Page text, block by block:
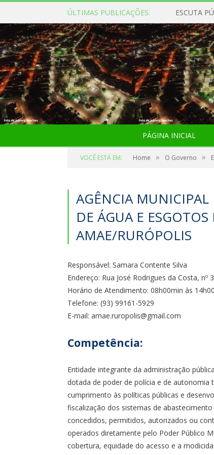
ÚLTIMAS PUBLICAÇÕES: ESCUTA
PÁGINA INICIAL
VOCÊ ESTÁ EM: Home » O Governo »
AGÊNCIA MUNICIPAL
DE ÁGUA E
AMAE/RURÓPOLIS
Responsável: Samara Contente Silva
Endereço: Rua José Rodrigues da Costa,
Horário de Atendimento: 08h00min às
Telefone: (93) 99161-5929
E-mail: amae.ruropolis@gmail.com
Competência:
Entidade integrante da administração
dotada de poder de polícia e de autonomia
cumprimento às políticas públicas e
fiscalização dos sistemas de
concedidos, permitidos, autorizados ou
operados diretamente pelo Poder Público
cobertura, equidade do acesso e a